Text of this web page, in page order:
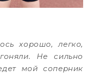
хорошо, легко,
Не сильно
мой соперник